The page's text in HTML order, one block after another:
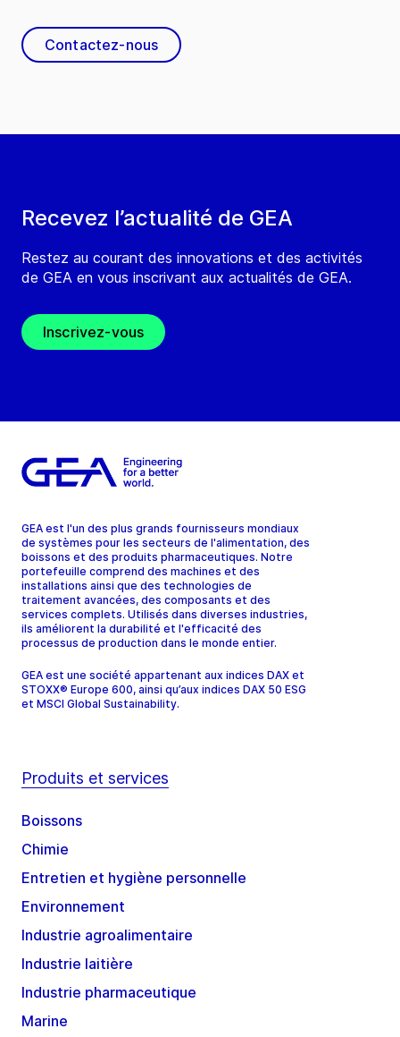
Recevez l’actualité de GEA
Restez au courant des innovations et des activités
de GEA en vous inscrivant aux actualités de GEA.
Inscrivez-vous
Contactez-nous
GEA est l'un des plus grands fournisseurs mondiaux
de systèmes pour les secteurs de l'alimentation, des
boissons et des produits pharmaceutiques. Notre
portefeuille comprend des machines et des
installations ainsi que des technologies de
traitement avancées, des composants et des
services complets. Utilisés dans diverses industries,
ils améliorent la durabilité et l'efficacité des
processus de production dans le monde entier.
GEA est une société appartenant aux indices DAX et
STOXX® Europe 600, ainsi qu’aux indices DAX 50 ESG
et MSCI Global Sustainability.
Produits et services
Boissons
Chimie
Entretien et hygiène personnelle
Environnement
Industrie agroalimentaire
Industrie laitière
Industrie pharmaceutique
Marine